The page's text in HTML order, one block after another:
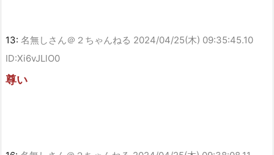
13: 名無しさん＠２ちゃんねる 2024/04/25(木) 09:35:45.10
ID:Xi6vJLlO0
尊い